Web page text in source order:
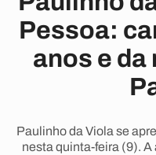
Pessoa:
anos e da
Paulinho da Viola se
nesta quinta-feira (9).